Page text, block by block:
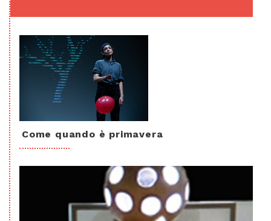
Come quando è primavera